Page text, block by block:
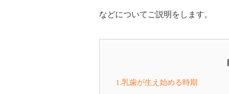
などについてご説明をします。
1.乳歯が生え始める時期